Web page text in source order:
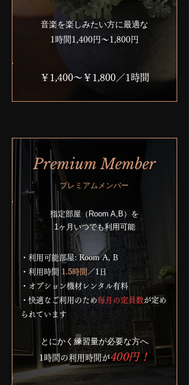
​音楽を楽しみたい方に最適な
​1時間1,400円〜1,800円
￥1,400〜￥1,800／1時間
Premium Member
プレミアムメンバー
​指定部屋（Room A,B）を
1ヶ月いつでも利用可能
・利用可能部屋: Room A, B
・利用時間 1.5時間 ／1日
・オプション機材レンタル有料
・ 快適なご利用のため毎月の定員数が定め
られています
​とにかく練習量が必要な方へ
1時間の利用時間が400円！